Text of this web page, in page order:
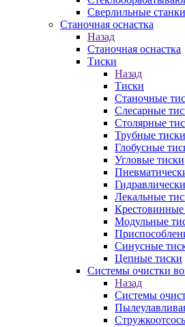
Сверлильные
Станочная оснастка
Назад
Станочная оснастка
Тиски
Назад
Тиски
Станочные
Слесарные
Столярные
Трубные тиски
Глобусные
Угловые тиски
Лекальные
Крестовинные
Модульные
Синусные
Цепные тиски
Системы очистки
Назад
Системы